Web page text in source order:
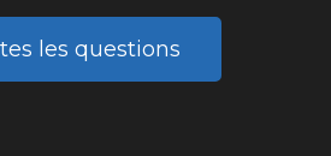
les questions